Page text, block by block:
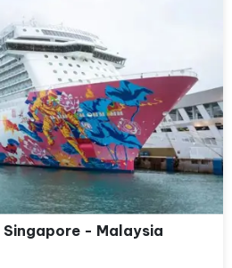
Singapore - Malaysia